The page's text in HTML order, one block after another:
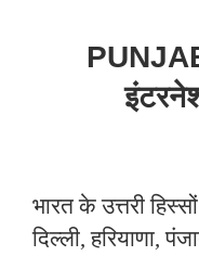
भारत के उत्तरी
दिल्ली, हरियाणा,